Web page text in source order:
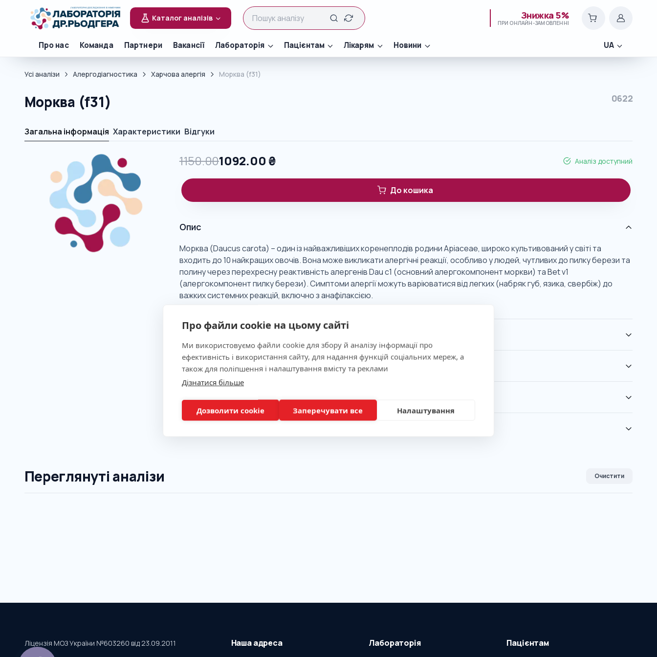
Про файли cookie на цьому сайті
Ми використовуємо файли cookie для збору й аналізу інформації про
ефективність і використання сайту, для надання функцій соціальних мереж, а
також для поліпшення і налаштування вмісту та реклами
Дізнатися більше
Дозволити cookie Заперечувати все Налаштування
Каталог аналізів Знижка 5%
ПРИ ОНЛАЙН-ЗАМОВЛЕННІ
Про нас Команда Партнери Вакансії Лабораторія Пацієнтам Лікарям Новини UA
Усі аналізи Алергодіагностика Харчова алергія Морква (f31)
Морква (f31) 0622
Загальна інформація Характеристики Відгуки
1150.001092.00 ₴ Аналіз доступний
До кошика
Опис
Морква (Daucus carota) – один із найважливіших коренеплодів родини Apiaceae, широко культивований у світі та
входить до 10 найкращих овочів. Вона може викликати алергічні реакції, особливо у людей, чутливих до пилку берези та
полину через перехресну реактивність алергенів Dau c1 (основний алергокомпонент моркви) та Bet v1
(алергокомпонент пилку берези). Симптоми алергії можуть варіюватися від легких (набряк губ, язика, свербіж) до
важких системних реакцій, включно з анафілаксією.
Клінічна значимість
Показання
Метод
Переглянуті аналізи Очистити
Ліцензія МОЗ України №603260 від 23.09.2011
Наша адреса
Лабораторія Пацієнтам